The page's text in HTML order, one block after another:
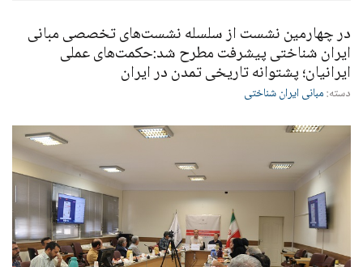
در چهارمين نشست از سلسله نشست‌های تخصصی مبانی
ایران شناختی پیشرفت مطرح شد:حکمت‌های عملی
ایرانیان؛ پشتوانه تاریخی تمدن در ایران
دسته:مبانی ایران شناختی